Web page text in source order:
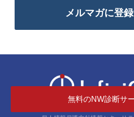
メルマガに登
無料のNW診断サ